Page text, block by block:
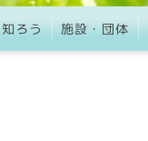
ろう 施設・団体